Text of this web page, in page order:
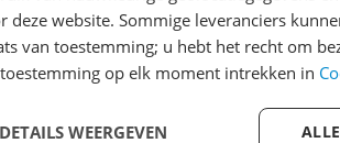
deze website. Sommige leveranciers
van toestemming; u hebt het recht om
op elk moment intrekken in
DETAILS WEERGEVEN